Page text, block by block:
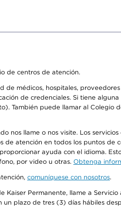
de centros de atención.
médicos, hospitales,
de credenciales. Si tiene
También puede llamar al Colegio
nos llame o nos visite. Los
atención en todos los puntos
ayuda con el idioma.
por video u otras. Obtenga
comuníquese con nosotros.
Permanente, llame a
plazo de tres (3) días hábiles